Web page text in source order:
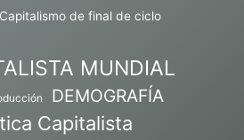
Capitalismo de final de ciclo
MUNDIAL
DEMOGRAFÍA
Capitalista